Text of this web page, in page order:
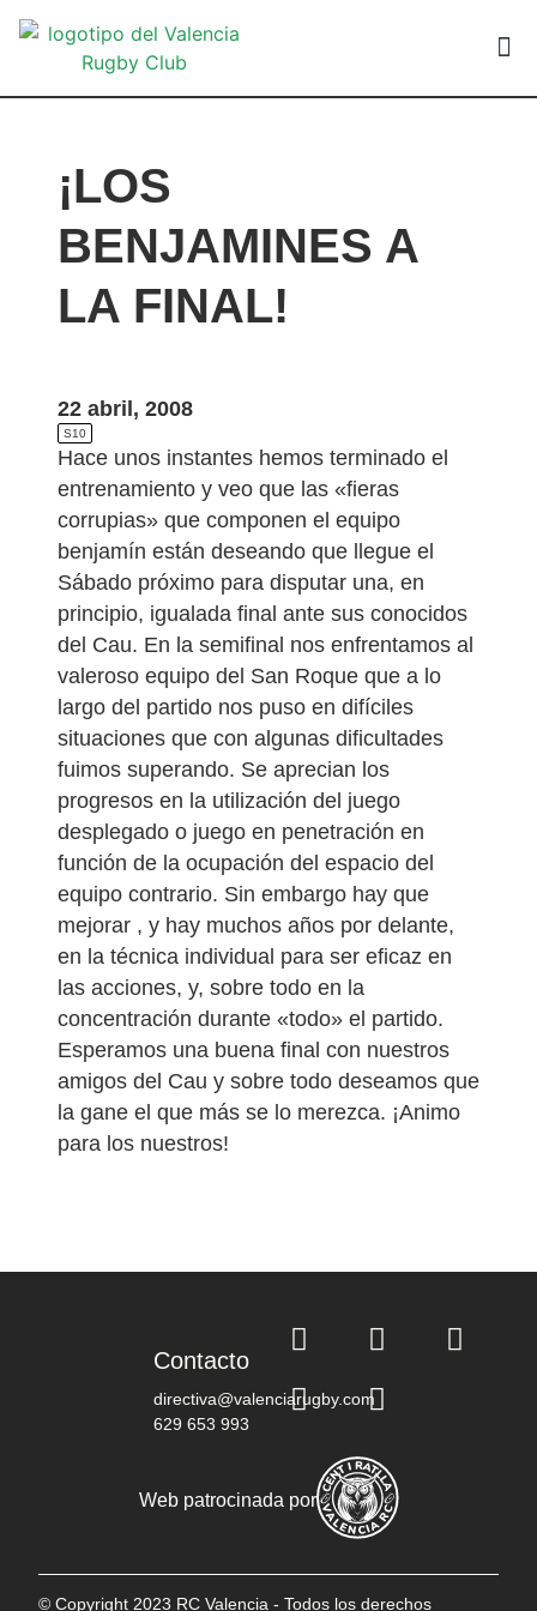
¡LOS
BENJAMINES A
LA FINAL!
22 abril, 2008
S10
Hace unos instantes hemos terminado el
entrenamiento y veo que las «fieras
corrupias» que componen el equipo
benjamín están deseando que llegue el
Sábado próximo para disputar una, en
principio, igualada final ante sus conocidos
del Cau. En la semifinal nos enfrentamos al
valeroso equipo del San Roque que a lo
largo del partido nos puso en difíciles
situaciones que con algunas dificultades
fuimos superando. Se aprecian los
progresos en la utilización del juego
desplegado o juego en penetración en
función de la ocupación del espacio del
equipo contrario. Sin embargo hay que
mejorar , y hay muchos años por delante,
en la técnica individual para ser eficaz en
las acciones, y, sobre todo en la
concentración durante «todo» el partido.
Esperamos una buena final con nuestros
amigos del Cau y sobre todo deseamos que
la gane el que más se lo merezca. ¡Animo
para los nuestros!
Contacto
directiva@valenciarugby.com
629 653 993
Web patrocinada por
© Copyright 2023 RC Valencia - Todos los derechos